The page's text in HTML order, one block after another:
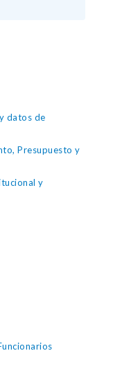
datos de
Presupuesto y
y